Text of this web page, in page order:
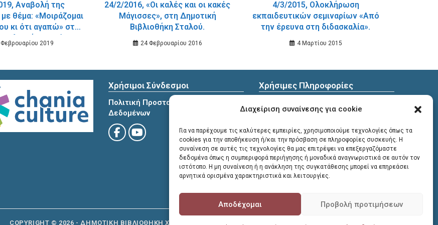
Διαχείριση συναίνεσης για cookie
Για να παρέχουμε τις καλύτερες εμπειρίες, χρησιμοποιούμε τεχνολογίες όπως τα
cookies για την αποθήκευση ή/και την πρόσβαση σε πληροφορίες συσκευής. Η
συναίνεση σε αυτές τις τεχνολογίες θα μας επιτρέψει να επεξεργαζόμαστε
δεδομένα όπως η συμπεριφορά περιήγησης ή μοναδικά αναγνωριστικά σε αυτόν τον
ιστότοπο. Η μη συναίνεση ή η ανάκληση της συγκατάθεσης μπορεί να επηρεάσει
αρνητικά ορισμένα χαρακτηριστικά και λειτουργίες.
Αποδέχομαι Προβολή προτιμήσεων
Αναβολή της
θέμα: «Μοιράζομαι
κι ότι αγαπώ» στη
Χανίων.
2019
24/2/2016, «Οι καλές και οι κακές
Μάγισσες», στη Δημοτική
Βιβλιοθήκη Σταλού.
24 Φεβρουαρίου 2016
4/3/2015, Ολοκλήρωση
εκπαιδευτικών σεμιναρίων «Από
την έρευνα στη διδασκαλία».
4 Μαρτίου 2015
Χρήσιμοι Σύνδεσμοι
Πολιτική Προστασίας Προσωπικών
Δεδομένων
Χρήσιμες Πληροφορίες
Τηλέφωνα επικοινωνίας:
28213 41661 ,28213 41662,28213
41663
library@chania.gr
COPYRIGHT © 2026 - ΔΗΜΟΤΙΚΗ ΒΙΒΛΙΟΘΗΚΗ ΧΑΝΙΩΝ